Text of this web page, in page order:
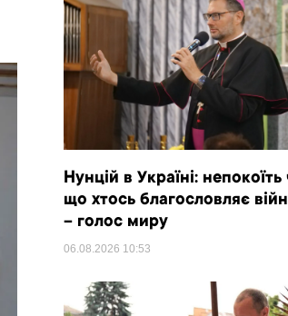
Нунцій в Україні: непокоїть
що хтось благословляє
– голос миру
06.08.2026 10:53